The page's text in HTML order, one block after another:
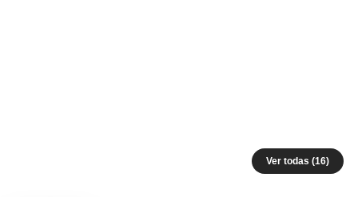
Ver todas (16)